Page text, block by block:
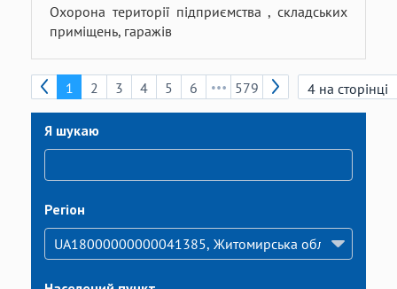
Охорона території підприємства , складських
приміщень, гаражів
1 2 3 4 5 6 579
Я шукаю
Регіон